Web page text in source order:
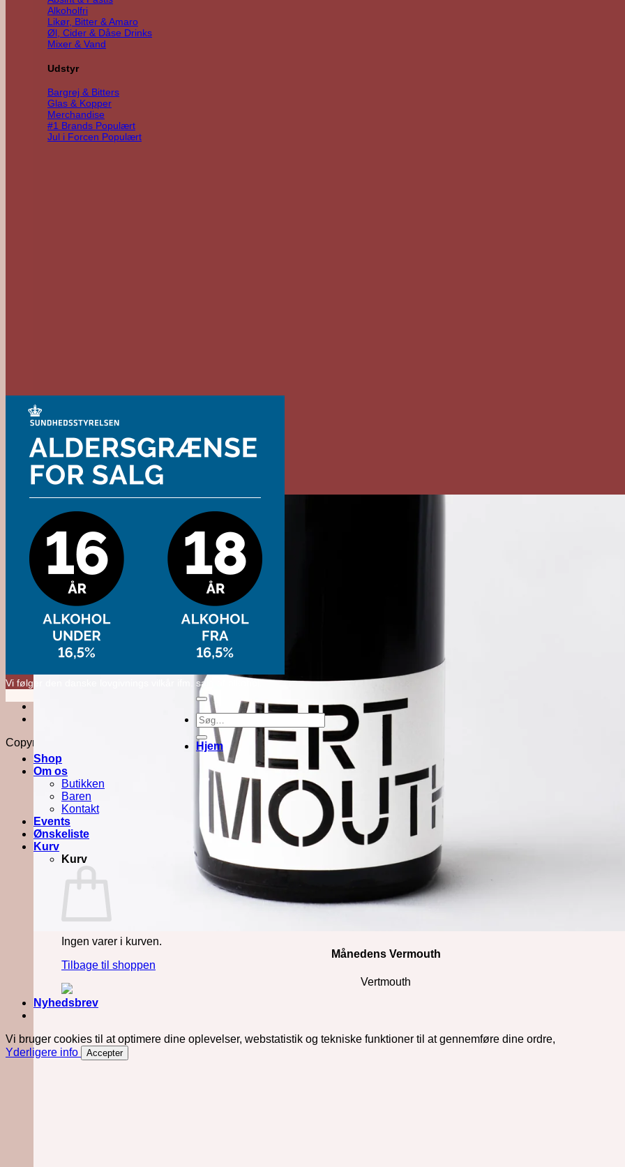
Alkoholfri
Likør, Bitter & Amaro
Øl, Cider & Dåse Drinks
Mixer & Vand
Udstyr
Bargrej & Bitters
Glas & Kopper
Merchandise
#1 Brands
Jul i Forcen
Månedens Vermouth
Vertmouth
Vi følger den danske lovgivnings vilkår ifm. salg af alkohol.
Copyright 2026 ©
Force Majeure ApS
Søg
efter:
Hjem
Shop
Om os
Butikken
Baren
Kontakt
Events
Ønskeliste
Kurv
Kurv
Ingen varer i kurven.
Tilbage til shoppen
Nyhedsbrev
Vi bruger cookies til at optimere dine oplevelser, webstatistik og tekniske funktioner til at gennemføre dine ordre,
Yderligere info
Accepter